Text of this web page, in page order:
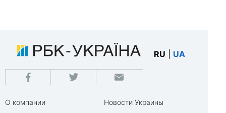
RU UA
О компании
Новости Украины